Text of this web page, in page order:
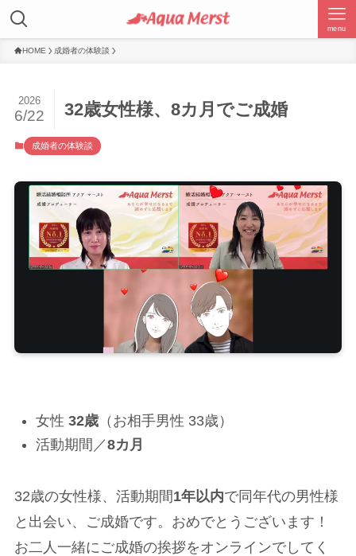
menu
HOME 成婚者の体験談
32歳女性様、8カ月でご成婚
2026
6/22
成婚者の体験談
女性 32歳（お相手男性 33歳）
活動期間／8カ月
32歳の女性様、活動期間1年以内で同年代の男性様
と出会い、ご成婚です。おめでとうございます！
お二人一緒にご成婚の挨拶をオンラインでしてく